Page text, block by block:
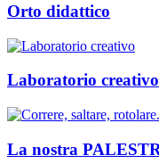
Orto didattico
Laboratorio
La nostra